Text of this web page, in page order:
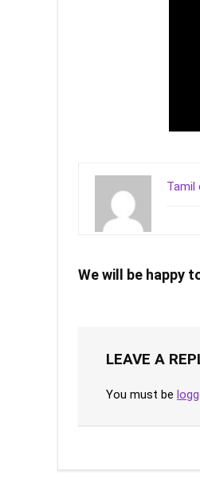
Tamil
We will be happy
LEAVE A
You must be